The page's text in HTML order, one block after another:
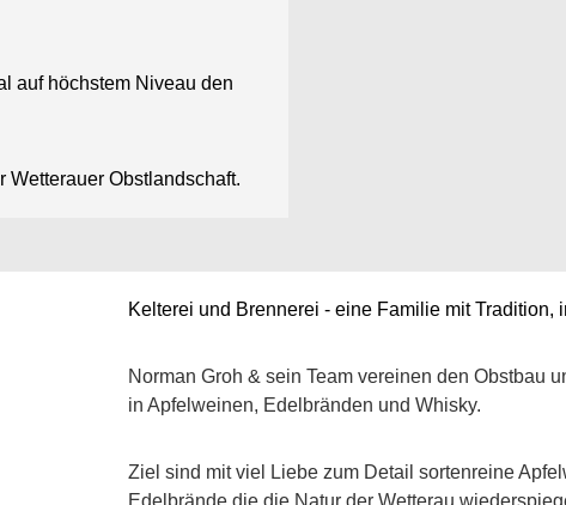
auf höchstem Niveau den
Wetterauer Obstlandschaft.
Kelterei und Brennerei - eine Familie mit
Norman Groh & sein Team vereinen den Obstbau
in Apfelweinen, Edelbränden und Whisky.
Ziel sind mit viel Liebe zum Detail sortenreine
Edelbrände die die Natur der Wetterau